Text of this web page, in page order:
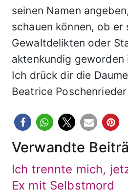
seinen Namen
schauen können, ob er
Gewaltdelikten oder
aktenkundig geworden
Ich drück dir die
Beatrice Poschenrieder
Verwandte
Ich trennte mich,
Ex mit Selbstmord